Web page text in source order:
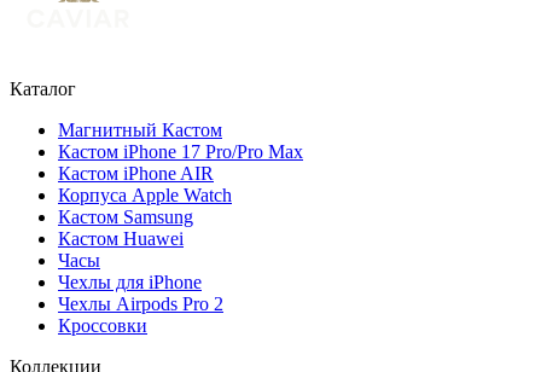
Каталог
Магнитный Кастом
Кастом iPhone 17 Pro/Pro Max
Кастом iPhone AIR
Корпуса Apple Watch
Кастом Samsung
Кастом Huawei
Часы
Чехлы для iPhone
Чехлы Airpods Pro 2
Кроссовки
Коллекции